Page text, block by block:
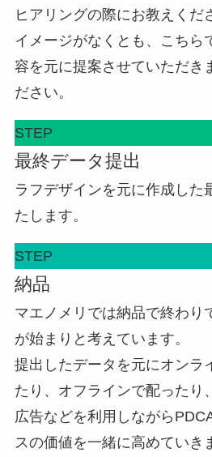
ヒアリングの際にお教えくだ
イメージがなくとも、こちら
容を元に提案させていただき
ださい。
STEP
最終データ提出
ラフデザインを元に作成した
たします。
STEP
納品
マエノメリでは納品で終わり
が始まりと考えています。
提出したデータを元にオンラ
たり、オフラインで配ったり
広告などを利用しながら
スの価値を一緒に高めていき